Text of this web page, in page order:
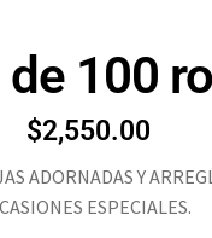
100
$2,550.00
ADORNADAS Y
ESPECIALES.